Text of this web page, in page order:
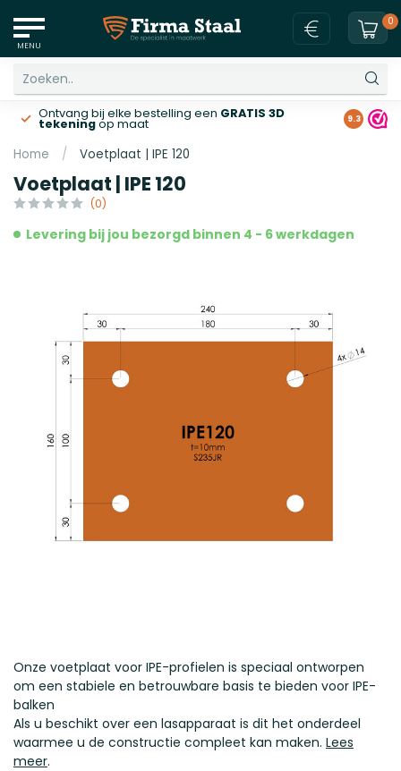
MENU
0
Ontvang bij elke bestelling een GRATIS 3D
tekeningop maat Gratis
9.3
Home / Voetplaat | IPE 120
Voetplaat | IPE 120
(0)
Levering bij jou bezorgd binnen 4 - 6 werkdagen
Onze voetplaat voor IPE-profielen is speciaal ontworpen
om een stabiele en betrouwbare basis te bieden voor IPE-
balken
Als u beschikt over een lasapparaat is dit het onderdeel
waarmee u de constructie compleet kan maken. Lees
meer.